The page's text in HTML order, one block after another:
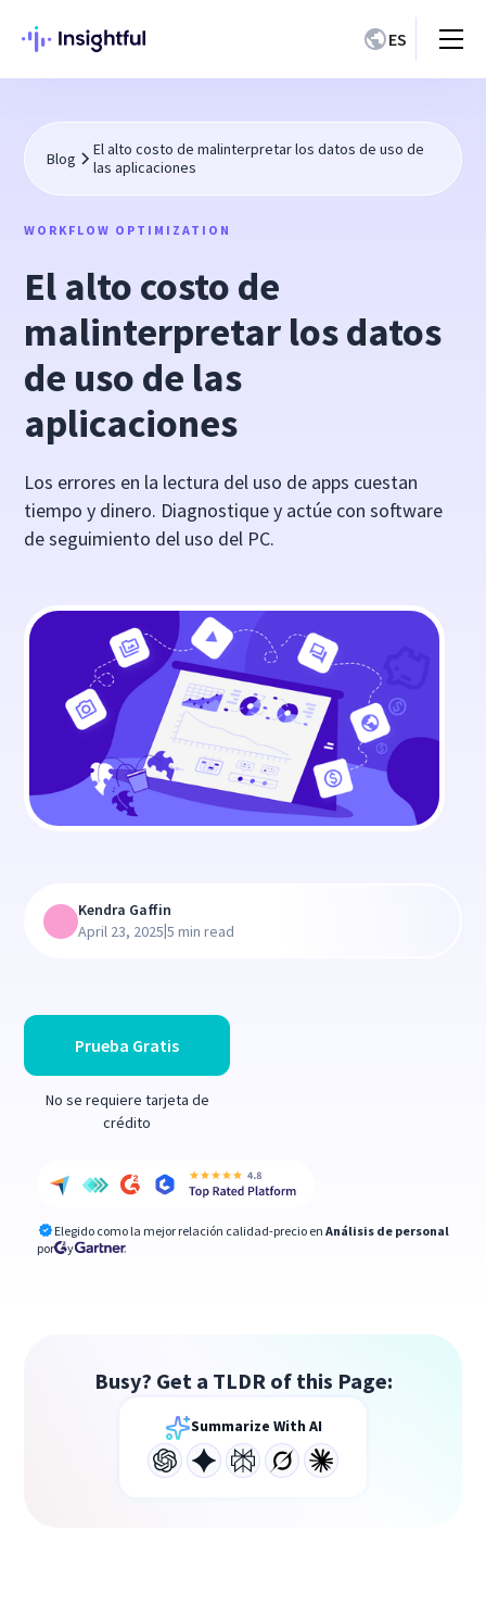
ES
Blog
El alto costo de malinterpretar los datos de uso de
las aplicaciones
WORKFLOW OPTIMIZATION
El alto costo de
malinterpretar los datos
de uso de las
aplicaciones
Los errores en la lectura del uso de apps cuestan
tiempo y dinero. Diagnostique y actúe con software
de seguimiento del uso del PC.
Prueba Gratis
No se requiere tarjeta de
crédito
Elegido como la mejor relación calidad-precio en Análisis de personal
por
y
Kendra Gaffin
April 23, 2025|5 min read
Busy? Get a TLDR of this Page:
Summarize With AI